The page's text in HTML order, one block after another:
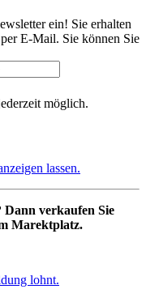
ein! Sie erhalten
E-Mail. Sie können Sie
möglich.
lassen.
verkaufen Sie
Marektplatz.
lohnt.